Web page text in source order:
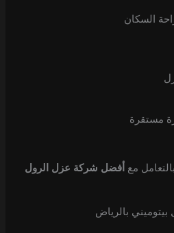
السكان
مستقرة
مع أفضل شركة عزل الرول
بالرياض